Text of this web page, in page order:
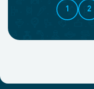
1 2